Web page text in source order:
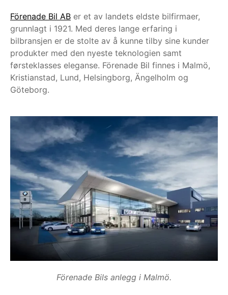
Förenade Bil AB er et av landets eldste bilfirmaer,
grunnlagt i 1921. Med deres lange erfaring i
bilbransjen er de stolte av å kunne tilby sine kunder
produkter med den nyeste teknologien samt
førsteklasses eleganse. Förenade Bil finnes i Malmö,
Kristianstad, Lund, Helsingborg, Ängelholm og
Göteborg.
Förenade Bils anlegg i Malmö.